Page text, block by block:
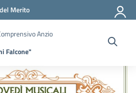
Merito
Anzio
Falcone"